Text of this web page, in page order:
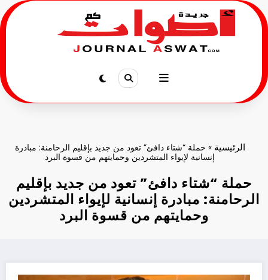
التجاوز
إلى
المحتوى
الرئيسية » حملة “شتاء دافئ” تعود من جديد بإقليم الرحامنة: مبادرة
إنسانية لإيواء المتشردين وحمايتهم من قسوة البرد
حملة “شتاء دافئ” تعود من جديد بإقليم
الرحامنة: مبادرة إنسانية لإيواء المتشردين
وحمايتهم من قسوة البرد